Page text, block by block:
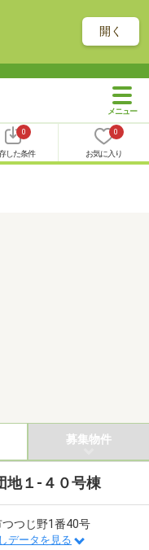
開く
0
した条件
0
お気に入り
募集物件
地１-４０号棟
つじ野1番40号
データを見る